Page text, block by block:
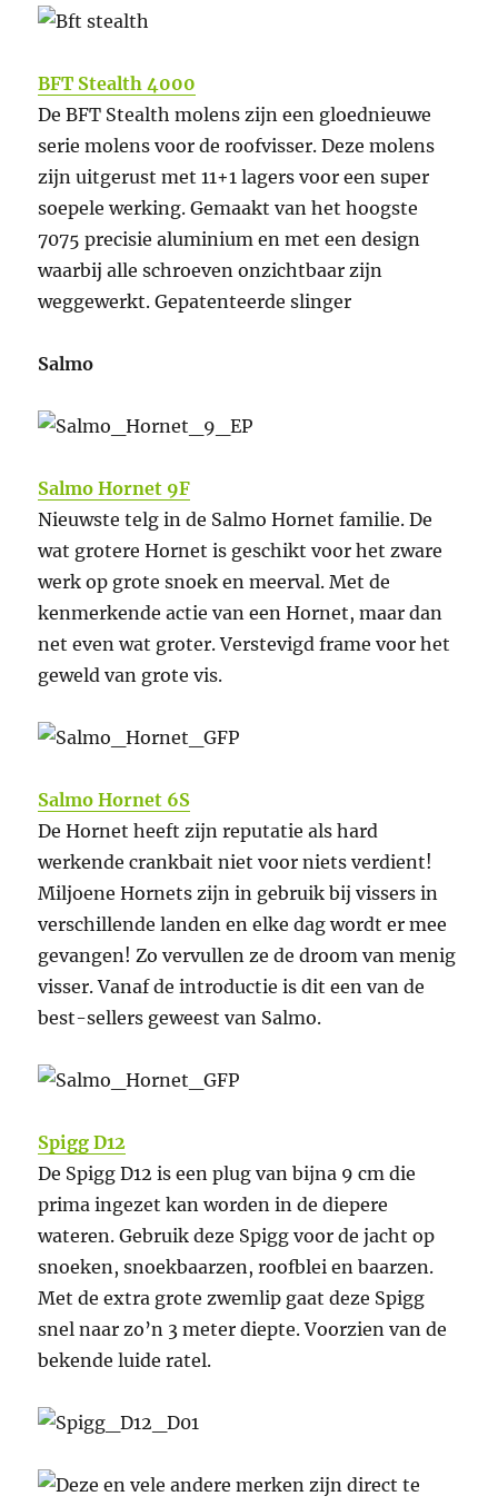
BFT Stealth 4000
De BFT Stealth molens zijn een gloednieuwe
serie molens voor de roofvisser. Deze molens
zijn uitgerust met 11+1 lagers voor een super
soepele werking. Gemaakt van het hoogste
7075 precisie aluminium en met een design
waarbij alle schroeven onzichtbaar zijn
weggewerkt. Gepatenteerde slinger
Salmo
Salmo Hornet 9F
Nieuwste telg in de Salmo Hornet familie. De
wat grotere Hornet is geschikt voor het zware
werk op grote snoek en meerval. Met de
kenmerkende actie van een Hornet, maar dan
net even wat groter. Verstevigd frame voor het
geweld van grote vis.
Salmo Hornet 6S
De Hornet heeft zijn reputatie als hard
werkende crankbait niet voor niets verdient!
Miljoene Hornets zijn in gebruik bij vissers in
verschillende landen en elke dag wordt er mee
gevangen! Zo vervullen ze de droom van menig
visser. Vanaf de introductie is dit een van de
best-sellers geweest van Salmo.
Spigg D12
De Spigg D12 is een plug van bijna 9 cm die
prima ingezet kan worden in de diepere
wateren. Gebruik deze Spigg voor de jacht op
snoeken, snoekbaarzen, roofblei en baarzen.
Met de extra grote zwemlip gaat deze Spigg
snel naar zo’n 3 meter diepte. Voorzien van de
bekende luide ratel.